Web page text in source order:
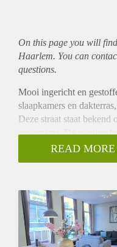
On this page you will
Haarlem. You can
questions.
Mooi ingericht en
slaapkamers en
Deze straat staat
restaurants. De woning
raampartijen en ruime
o.a. een nieuwe keuken
Indeling:
Begane grond: entree,
1e verdieping:
3.45/4.95) met houten
READ